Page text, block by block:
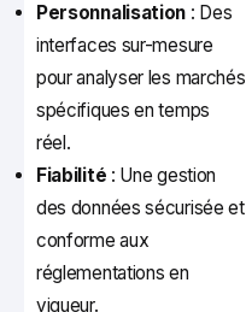
Personnalisation : Des
interfaces sur-mesure
pour analyser les marchés
spécifiques en temps
réel.
Fiabilité : Une gestion
des données sécurisée et
conforme aux
réglementations en
vigueur.